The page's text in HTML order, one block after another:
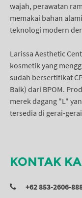
wajah, perawatan
memakai bahan
teknologi modern
Larissa Aesthetic
kosmetik yang
sudah bersertifikat
Baik) dari BPOM.
merek dagang "L"
tersedia di gerai-
KONTAK
+62 853-2606-